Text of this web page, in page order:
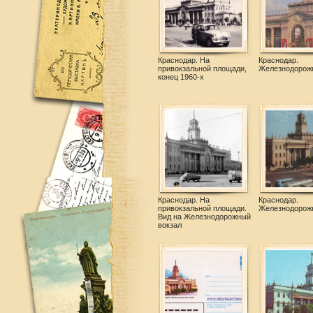
Краснодар. На
привокзальной площади,
конец 1960-х
Краснодар.
Краснодар. На
привокзальной площади.
Вид на Железнодорожный
вокзал
Краснодар.